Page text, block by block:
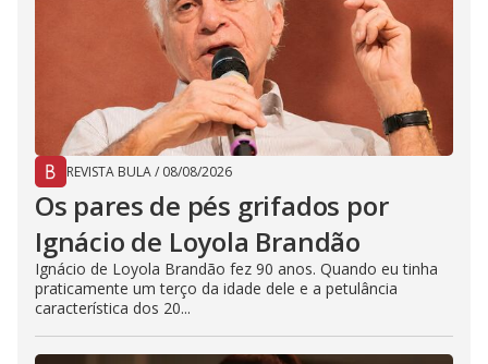
REVISTA BULA/ 08/08/2026
Os pares de pés grifados por
Ignácio de Loyola Brandão
Ignácio de Loyola Brandão fez 90 anos. Quando eu tinha
praticamente um terço da idade dele e a petulância
característica dos 20...